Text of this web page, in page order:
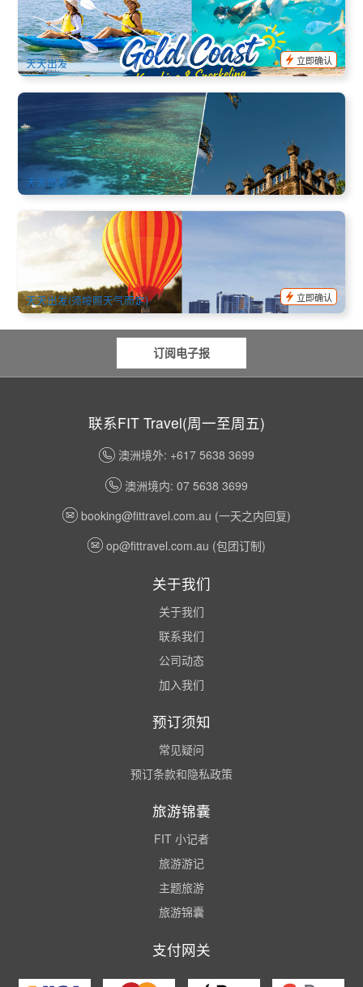
95 已预订
AUD $89.00 $97.00
OOL01169
天天出发
立即确认
凯恩斯上山下海二日热卖套餐(豪华双礁+雨林高原天空之城)
1.5k 已预订
AUD $463.00 $559.00
CNS03410
天天出发
特价套餐 | 黄金海岸高原热气球+喷射快艇+酒庄早餐+羊驼 |
黄金海岸接送 (Hot Air Balloon Gold Coast+Arro Jet Boat)
789 已预订
489.00 555.00
天天出发(须按照天气而定)
立即确认
订阅电子报
联系FIT Travel(周一至周五)
澳洲境外: +617 5638 3699
澳洲境内: 07 5638 3699
booking@fittravel.com.au (一天之内回复)
op@fittravel.com.au (包团订制)
关于我们
关于我们
联系我们
公司动态
加入我们
预订须知
常见疑问
预订条款和隐私政策
旅游锦囊
FIT 小记者
旅游游记
主题旅游
旅游锦囊
支付网关